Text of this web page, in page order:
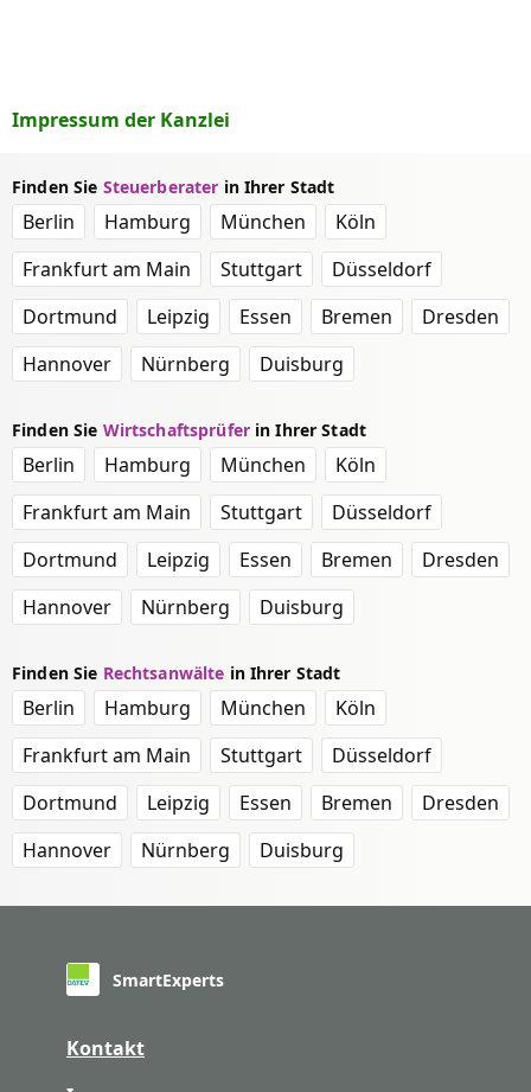
Impressum der Kanzlei
Finden Sie Steuerberater in Ihrer Stadt
Berlin Hamburg München
Köln
Frankfurt am Main
Stuttgart
Düsseldorf
Dortmund
Leipzig Essen Bremen
Dresden
Hannover
Nürnberg Duisburg
Finden Sie Wirtschaftsprüferin Ihrer Stadt
Berlin Hamburg München
Köln
Frankfurt am Main
Stuttgart
Düsseldorf
Dortmund
Leipzig Essen Bremen
Dresden
Hannover
Nürnberg Duisburg
Finden Sie Rechtsanwälte in Ihrer Stadt
Berlin Hamburg München
Köln
Frankfurt am Main
Stuttgart
Düsseldorf
Dortmund
Leipzig Essen Bremen
Dresden
Hannover
Nürnberg Duisburg
SmartExperts
Kontakt